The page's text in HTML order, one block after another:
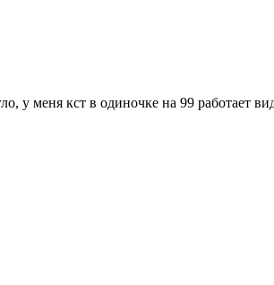
у меня кст в одиночке на 99 работает